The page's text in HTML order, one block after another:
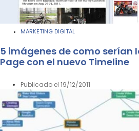
MARKETING DIGITAL
5 imágenes de como serían
Page con el nuevo Timeline
Publicado el 19/12/2011